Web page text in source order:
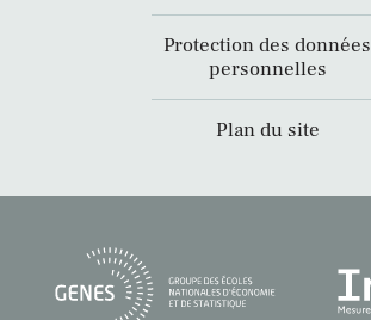
Protection des données
personnelles
Plan du site